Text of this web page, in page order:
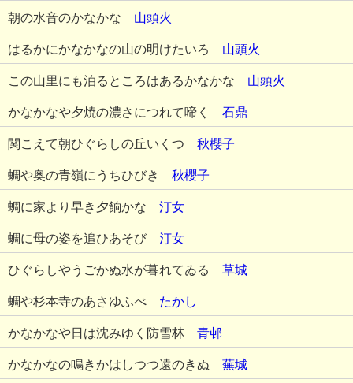
朝の水音のかなかな 山頭火
はるかにかなかなの山の明けたいろ 山頭火
この山里にも泊るところはあるかなかな 山頭火
かなかなや夕焼の濃さにつれて啼く 石鼎
関こえて朝ひぐらしの丘いくつ 秋櫻子
蜩や奥の青嶺にうちひびき 秋櫻子
蜩に家より早き夕餉かな 汀女
蜩に母の姿を追ひあそび 汀女
ひぐらしやうごかぬ水が暮れてゐる 草城
蜩や杉本寺のあさゆふべ たかし
かなかなや日は沈みゆく防雪林 青邨
かなかなの鳴きかはしつつ遠のきぬ 蕪城